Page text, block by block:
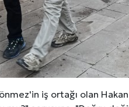
iş ortağı olan Hakan
Mıyız?
Yerel Haberciliğin Gücü